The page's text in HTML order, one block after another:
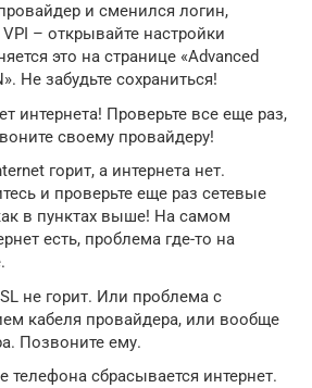
и сменился логин,
VPI – открывайте настройки
это на странице «Advanced
Не забудьте сохраниться!
интернета! Проверьте все еще раз,
своему провайдеру!
горит, а интернета нет.
и проверьте еще раз сетевые
в пунктах выше! На самом
есть, проблема где-то на
не горит. Или проблема с
кабеля провайдера, или вообще
Позвоните ему.
телефона сбрасывается интернет.